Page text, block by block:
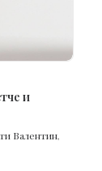
и
Валентин,